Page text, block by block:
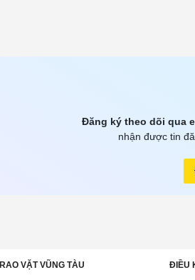
Đăng ký theo dõi qua
nhận được tin
RAO VẶT VŨNG TÀU
ĐIỀU